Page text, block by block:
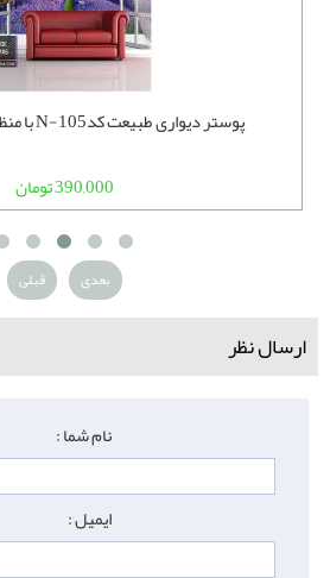
پوستر دیواری طبیعت کدN-105 با منظره بیشه‌زار بنفش
390,000 تومان
قبلی بعدی
ارسال نظر
نام شما :
ایمیل :